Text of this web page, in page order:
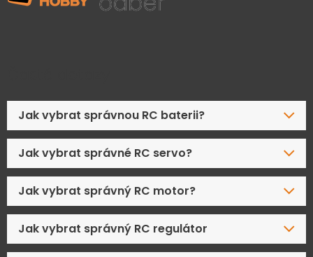
Jak vybrat správnou RC baterii?
Jak vybrat správné RC servo?
Jak vybrat správný RC motor?
Jak vybrat správný RC regulátor